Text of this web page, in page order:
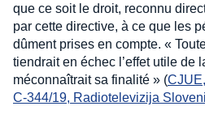
que ce soit le droit, reconnu
par cette directive, à ce que les
dûment prises en compte. «
tiendrait en échec l’effet utile de
méconnaîtrait sa finalité » (
C-344/19, Radiotelevizija